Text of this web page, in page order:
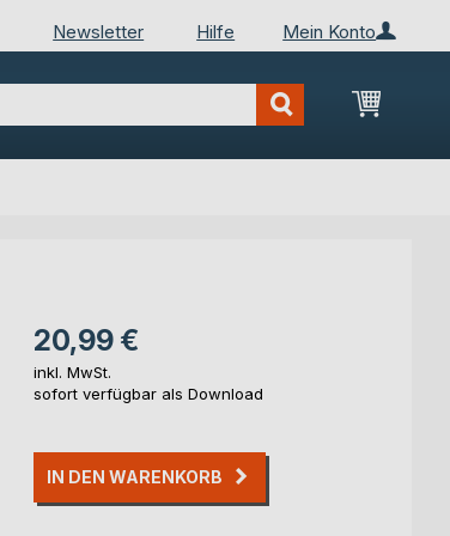
Mein Konto
Newsletter Hilfe
Mein
20,99 €
inkl. MwSt.
sofort verfügbar als Download
IN DEN WARENKORB